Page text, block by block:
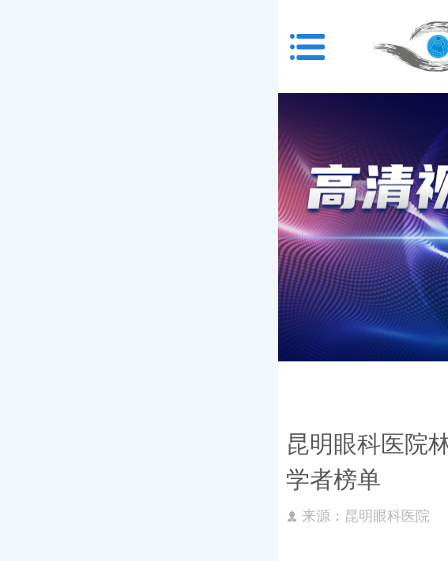
昆明眼科医院
学者榜单
来源：昆明眼科医院